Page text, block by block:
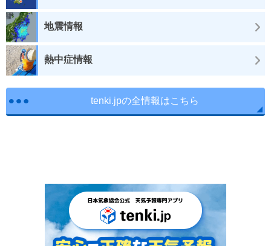
地震情報
熱中症情報
tenki.jpの全情報はこちら